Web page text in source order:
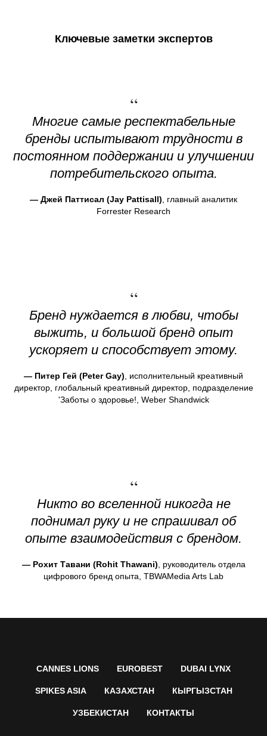
Ключевые заметки экспертов
“
Многие самые респектабельные
бренды испытывают трудности в
постоянном поддержании и улучшении
потребительского опыта.
— Джей Паттисал (Jay Pattisall) , главный аналитик
Forrester Research
“
Бренд нуждается в любви, чтобы
выжить, и большой бренд опыт
ускоряет и способствует этому.
— Питер Гей (Peter Gay) , исполнительный креативный
директор, глобальный креативный директор, подразделение
'Заботы о здоровье!, Weber Shandwick
“
Никто во вселенной никогда не
поднимал руку и не спрашивал об
опыте взаимодействия с брендом.
— Рохит Тавани (Rohit Thawani) , руководитель отдела
цифрового бренд опыта, TBWAMedia Arts Lab
CANNES LIONS EUROBEST DUBAI LYNX
SPIKES ASIA КАЗАХСТАН КЫРГЫЗСТАН
УЗБЕКИСТАН КОНТАКТЫ